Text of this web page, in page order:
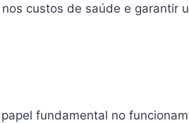
custos de saúde e garantir
fundamental no